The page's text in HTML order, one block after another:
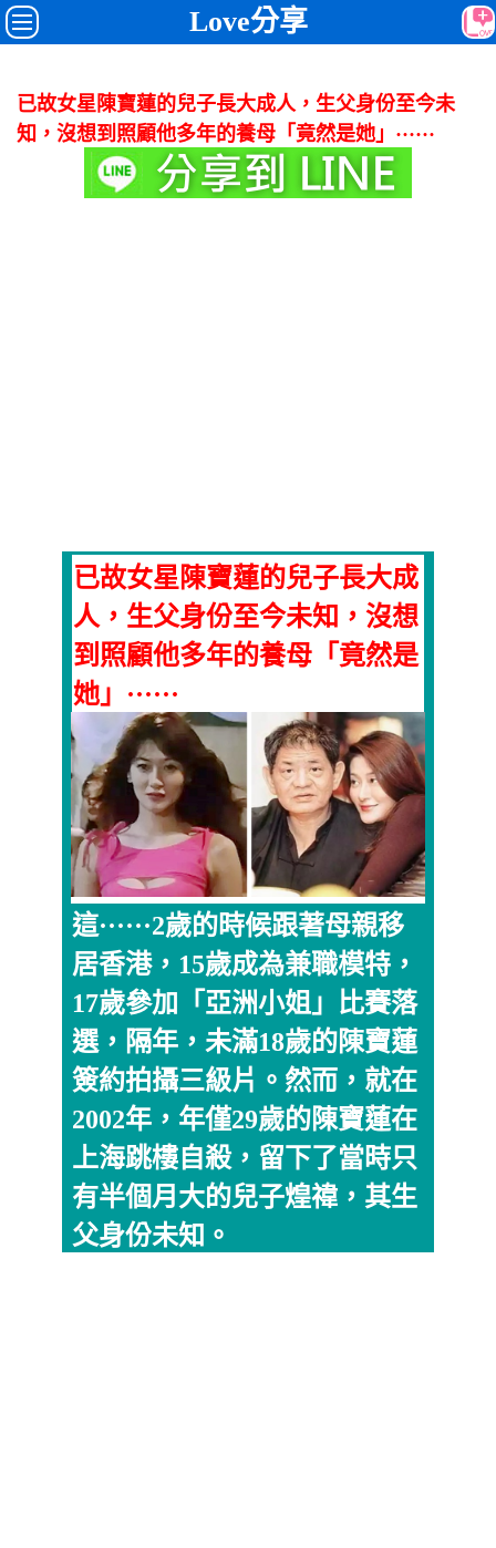
Love分享
已故女星陳寶蓮的兒子長大成人，生父身份至今未
知，沒想到照顧他多年的養母「竟然是她」······
已故女星陳寶蓮的兒子長大成
人，生父身份至今未知，沒想
到照顧他多年的養母「竟然是
她」······
這······2歲的時候跟著母親移
居香港，15歲成為兼職模特，
17歲參加「亞洲小姐」比賽落
選，隔年，未滿18歲的陳寶蓮
簽約拍攝三級片。然而，就在
2002年，年僅29歲的陳寶蓮在
上海跳樓自殺，留下了當時只
有半個月大的兒子煌禕，其生
父身份未知。